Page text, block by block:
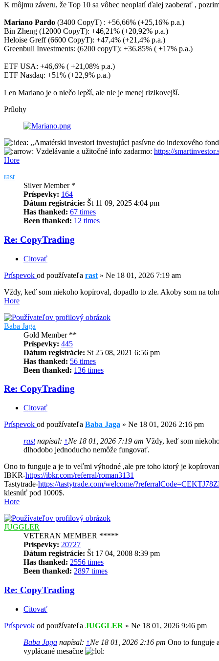
K môjmu záveru, že Top 10 sa vôbec neoplatí ďalej zaoberať ,
Mariano Pardo (3400 CopyT) : +56,66% (+25,16% p.a.)
Bin Zheng (12000 CopyT): +46,21% (+20,92% p.a.)
Heloise Greff (6600 CopyT): +47,4% (+21,4% p.a.)
Greenbull Investments: (6200 copyT): +36.85% ( +17% p.a.)
ETF USA: +46,6% ( +21,08% p.a.)
ETF Nasdaq: +51% (+22,9% p.a.)
Len Mariano je o niečo lepší, ale nie je menej rizikovejší.
Prílohy
,,Amatérski investori investujúci pasívne do indexového
Vzdelávanie a užitočné info zadarmo: https://
Hore
rast
Silver Member *
Príspevky: 164
Dátum registrácie: Št 11 09, 2025 4:04 pm
Has thanked: 67 times
Been thanked: 12 times
Re: CopyTrading
Citovať
Príspevok od používateľa rast » Ne 18 01, 2026 7:19 am
Vždy, keď som niekoho kopíroval, dopadlo to zle. Akoby som na
Hore
Baba Jaga
Gold Member **
Príspevky: 445
Dátum registrácie: St 25 08, 2021 6:56 pm
Has thanked: 56 times
Been thanked: 136 times
Re: CopyTrading
Citovať
Príspevok od používateľa Baba Jaga » Ne 18 01, 2026 2:16 pm
rastnapísal: ↑Ne 18 01, 2026 7:19 am Vždy, keď som
dlhodobo jednoducho nemôže fungovať.
Ono to funguje a je to veľmi výhodné ,ale pre toho ktorý je
IBKR-https://ibkr.com/referral/roman3131
Tastytrade-https://tastytrade.com/welcome/
klesnúť pod 1000$.
Hore
JUGGLER
VETERAN MEMBER *****
Príspevky: 20727
Dátum registrácie: Št 17 04, 2008 8:39 pm
Has thanked: 2556 times
Been thanked: 2897 times
Re: CopyTrading
Citovať
Príspevok od používateľa JUGGLER » Ne 18 01, 2026 9:46 pm
Baba Jaga napísal: ↑Ne 18 01, 2026 2:16 pm Ono to funguje
vyplácané mesačne